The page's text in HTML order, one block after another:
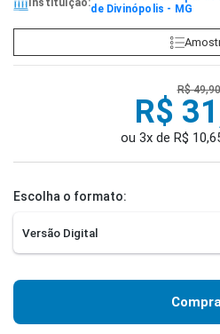
Instituição:de Divinópolis - MG
R$ 49,90
R$
ou 3x de R$
Escolha o formato: